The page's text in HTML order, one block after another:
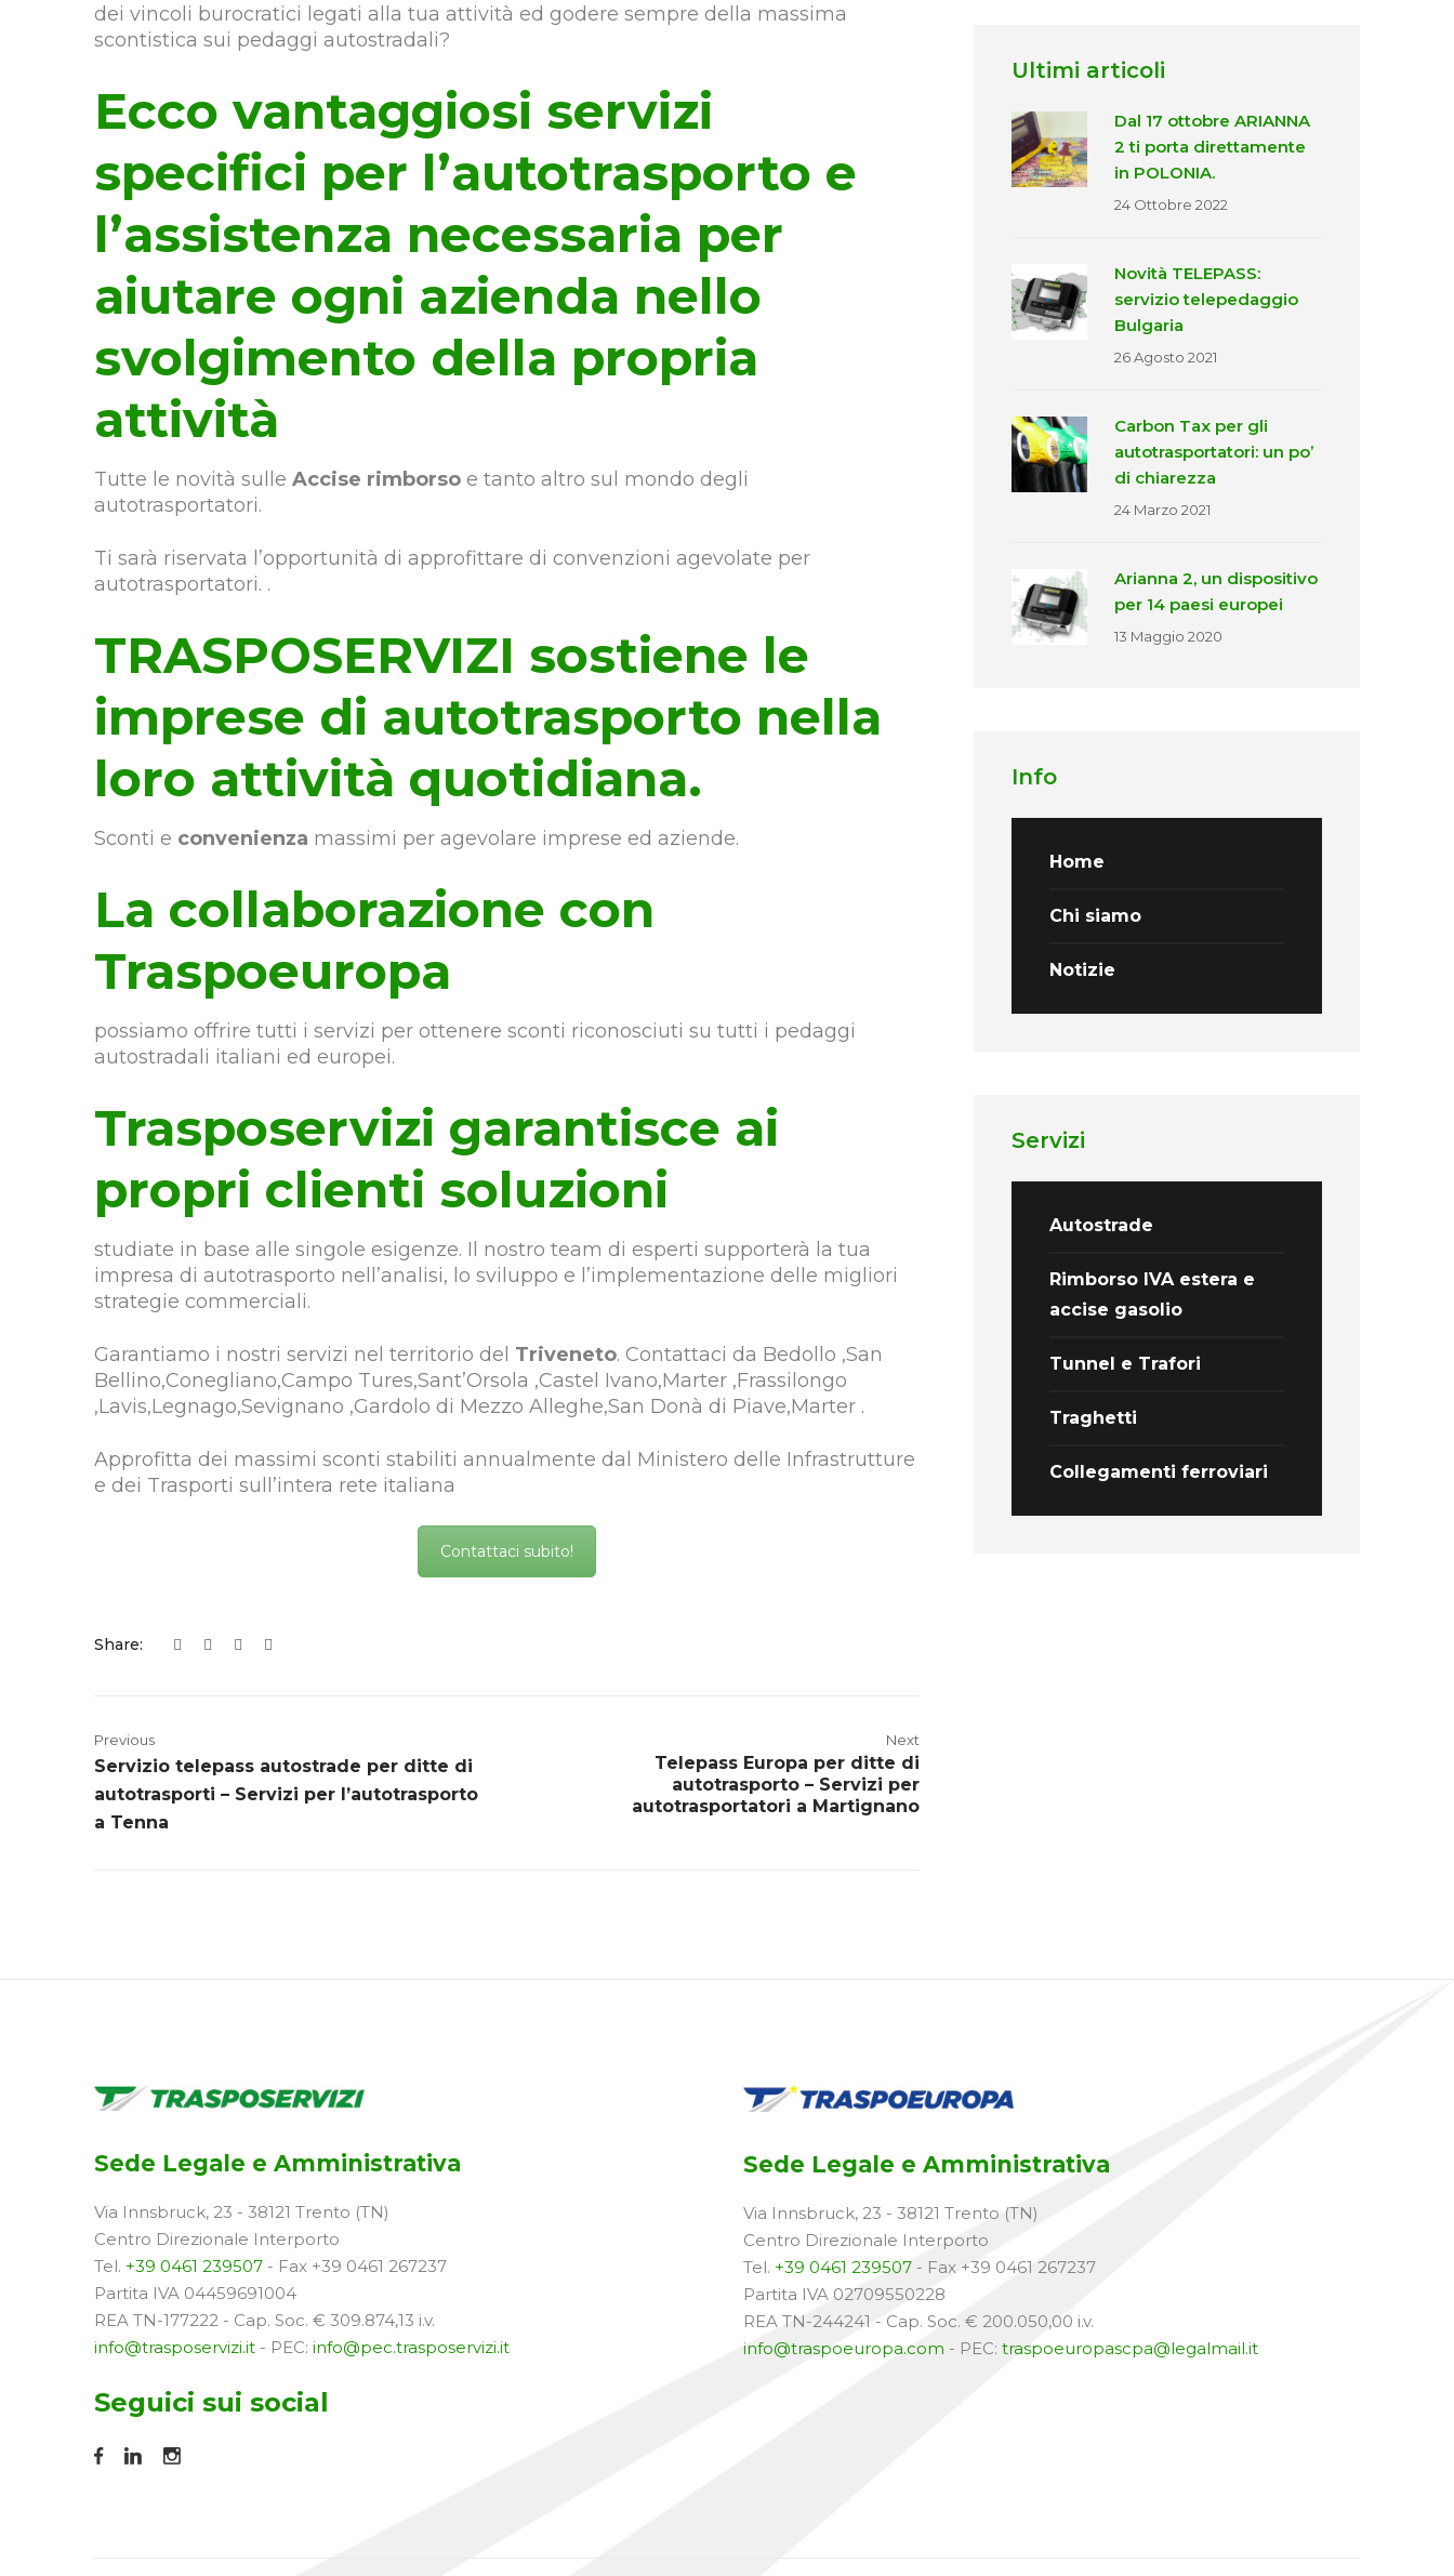
dei vincoli burocratici legati alla tua attività ed godere sempre della massima
scontistica sui pedaggi autostradali?
Ecco vantaggiosi servizi
specifici per l’autotrasporto e
l’assistenza necessaria per
aiutare ogni azienda nello
svolgimento della propria
attività
Tutte le novità sulle Accise rimborso e tanto altro sul mondo degli
autotrasportatori.
Ti sarà riservata l’opportunità di approfittare di convenzioni agevolate per
autotrasportatori. .
TRASPOSERVIZI sostiene le
imprese di autotrasporto nella
loro attività quotidiana.
Sconti e convenienza massimi per agevolare imprese ed aziende.
La collaborazione con
Traspoeuropa
possiamo offrire tutti i servizi per ottenere sconti riconosciuti su tutti i pedaggi
autostradali italiani ed europei.
Trasposervizi garantisce ai
propri clienti soluzioni
studiate in base alle singole esigenze. Il nostro team di esperti supporterà la tua
impresa di autotrasporto nell’analisi, lo sviluppo e l’implementazione delle migliori
strategie commerciali.
Garantiamo i nostri servizi nel territorio del Triveneto. Contattaci da Bedollo ,San
Bellino,Conegliano,Campo Tures,Sant’Orsola ,Castel Ivano,Marter ,Frassilongo
,Lavis,Legnago,Sevignano ,Gardolo di Mezzo Alleghe,San Donà di Piave,Marter .
Approfitta dei massimi sconti stabiliti annualmente dal Ministero delle Infrastrutture
e dei Trasporti sull’intera rete italiana
Contattaci subito!
Share:
Previous
Servizio telepass autostrade per ditte di
autotrasporti – Servizi per l’autotrasporto
a Tenna
Next
Telepass Europa per ditte di
autotrasporto – Servizi per
autotrasportatori a Martignano
Ultimi articoli
Dal 17 ottobre ARIANNA
2 ti porta direttamente
in POLONIA.
24 Ottobre 2022
Novità TELEPASS:
servizio telepedaggio
Bulgaria
26 Agosto 2021
Carbon Tax per gli
autotrasportatori: un po’
di chiarezza
24 Marzo 2021
Arianna 2, un dispositivo
per 14 paesi europei
13 Maggio 2020
Info
Home
Chi siamo
Notizie
Servizi
Autostrade
Rimborso IVA estera e
accise gasolio
Tunnel e Trafori
Traghetti
Collegamenti ferroviari
Sede Legale e Amministrativa
Via Innsbruck, 23 - 38121 Trento (TN)
Centro Direzionale Interporto
Tel. +39 0461 239507 - Fax +39 0461 267237
Partita IVA 04459691004
REA TN-177222 - Cap. Soc. € 309.874,13 i.v.
info@trasposervizi.it - PEC: info@pec.trasposervizi.it
Seguici sui social
Sede Legale e Amministrativa
Via Innsbruck, 23 - 38121 Trento (TN)
Centro Direzionale Interporto
Tel. +39 0461 239507 - Fax +39 0461 267237
Partita IVA 02709550228
REA TN-244241 - Cap. Soc. € 200.050,00 i.v.
info@traspoeuropa.com - PEC: traspoeuropascpa@legalmail.it